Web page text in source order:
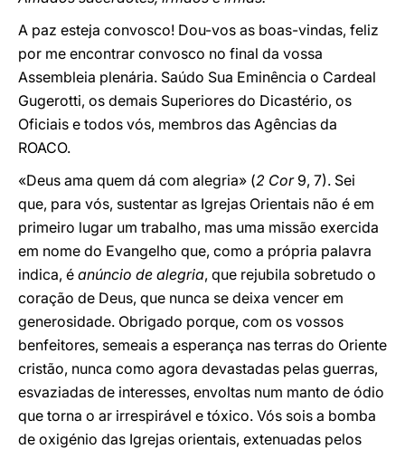
A paz esteja convosco! Dou-vos as boas-vindas, feliz
por me encontrar convosco no final da vossa
Assembleia plenária. Saúdo Sua Eminência o Cardeal
Gugerotti, os demais Superiores do Dicastério, os
Oficiais e todos vós, membros das Agências da
ROACO.
«Deus ama quem dá com alegria» (2 Cor9, 7). Sei
que, para vós, sustentar as Igrejas Orientais não é em
primeiro lugar um trabalho, mas uma missão exercida
em nome do Evangelho que, como a própria palavra
indica, é anúncio de alegria, que rejubila sobretudo o
coração de Deus, que nunca se deixa vencer em
generosidade. Obrigado porque, com os vossos
benfeitores, semeais a esperança nas terras do Oriente
cristão, nunca como agora devastadas pelas guerras,
esvaziadas de interesses, envoltas num manto de ódio
que torna o ar irrespirável e tóxico. Vós sois a bomba
de oxigénio das Igrejas orientais, extenuadas pelos